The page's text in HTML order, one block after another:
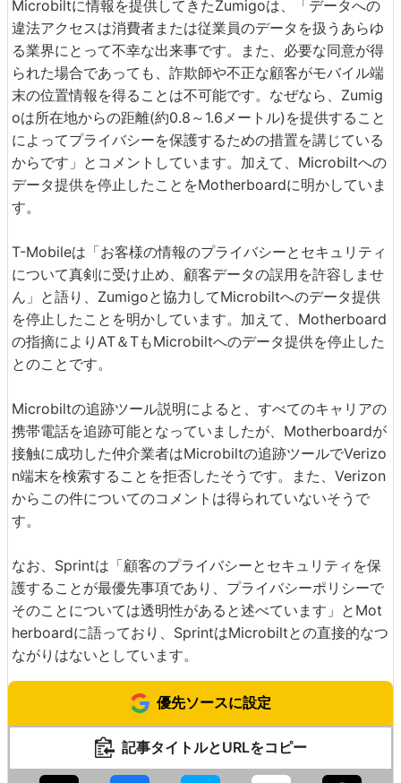
Microbiltに情報を提供してきたZumigoは、「データへの
違法アクセスは消費者または従業員のデータを扱うあらゆ
る業界にとって不幸な出来事です。また、必要な同意が得
られた場合であっても、詐欺師や不正な顧客がモバイル端
末の位置情報を得ることは不可能です。なぜなら、Zumig
oは所在地からの距離(約0.8～1.6メートル)を提供すること
によってプライバシーを保護するための措置を講じている
からです」とコメントしています。加えて、Microbiltへの
データ提供を停止したことをMotherboardに明かしていま
す。
T-Mobileは「お客様の情報のプライバシーとセキュリティ
について真剣に受け止め、顧客データの誤用を許容しませ
ん」と語り、Zumigoと協力してMicrobiltへのデータ提供
を停止したことを明かしています。加えて、Motherboard
の指摘によりAT＆TもMicrobiltへのデータ提供を停止した
とのことです。
Microbiltの追跡ツール説明によると、すべてのキャリアの
携帯電話を追跡可能となっていましたが、Motherboardが
接触に成功した仲介業者はMicrobiltの追跡ツールでVerizo
n端末を検索することを拒否したそうです。また、Verizon
からこの件についてのコメントは得られていないそうで
す。
なお、Sprintは「顧客のプライバシーとセキュリティを保
護することが最優先事項であり、プライバシーポリシーで
そのことについては透明性があると述べています」とMot
herboardに語っており、SprintはMicrobiltとの直接的なつ
ながりはないとしています。
優先ソースに設定
記事タイトルとURLをコピー